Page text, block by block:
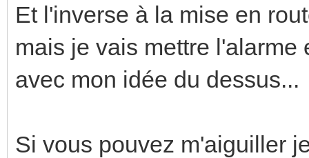
Et l'inverse à la mise en
mais je vais mettre
avec mon idée du dessus...
Si vous pouvez m'aiguiller